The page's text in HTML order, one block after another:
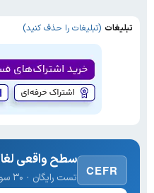
تبلیغات (تبلیغات را حذف کنید)
CEFR
سطح واقعی
تست رایگان · ۳۰ سوال · نتیجه فوری